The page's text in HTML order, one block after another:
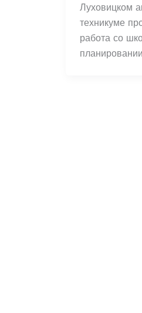
Луховицком
техникуме
работа со